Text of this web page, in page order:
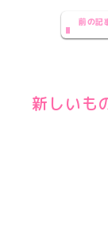
前の記
新しいも